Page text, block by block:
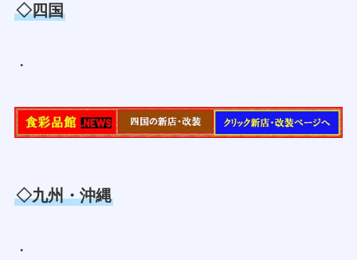
◇四国
・
◇九州・沖縄
・